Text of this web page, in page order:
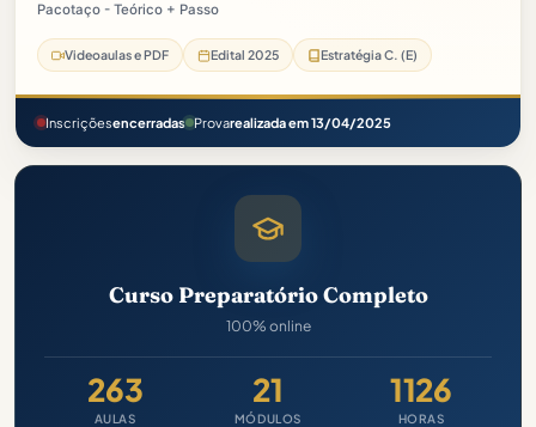
Pacotaço - Teórico + Passo
Videoaulas e PDF Edital 2025 Estratégia C. (E)
Inscriçõesencerradas Provarealizada em 13/04/2025
Curso Preparatório Completo
100% online
263
AULAS
21
MÓDULOS
1126
HORAS